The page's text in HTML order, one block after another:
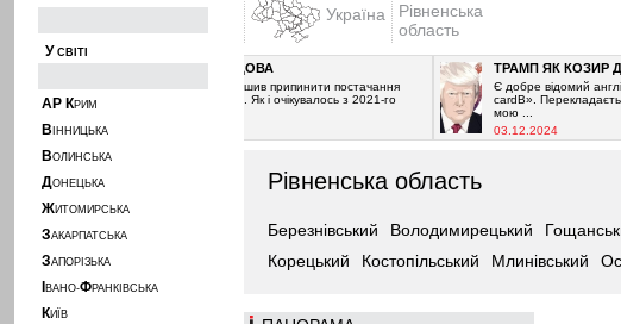
У СВІТІ
АР КРИМ
В ІННИЦЬКА
ВОЛИНСЬКА
ДОНЕЦЬКА
ЖИТОМИРСЬКА
ЗАКАРПАТСЬКА
ЗАПОРІЗЬКА
ВАНО-ФРАНКІВСЬКА
КИЇВ
Україна
Рівненська
область
ҐАЗ І МОЛДОВА
Ґазпром вирішив припинити постачання
газу Молдові. Як і очікувалось з 2021-го
ТРАМП ЯК КОЗИР ДЛЯ
Є добре відомий
cardВ». Перекладається -
мою ...
03.12.2024
Рівненська область
Березнівський Володимирецький
Корецький
Костопільський Млинівський